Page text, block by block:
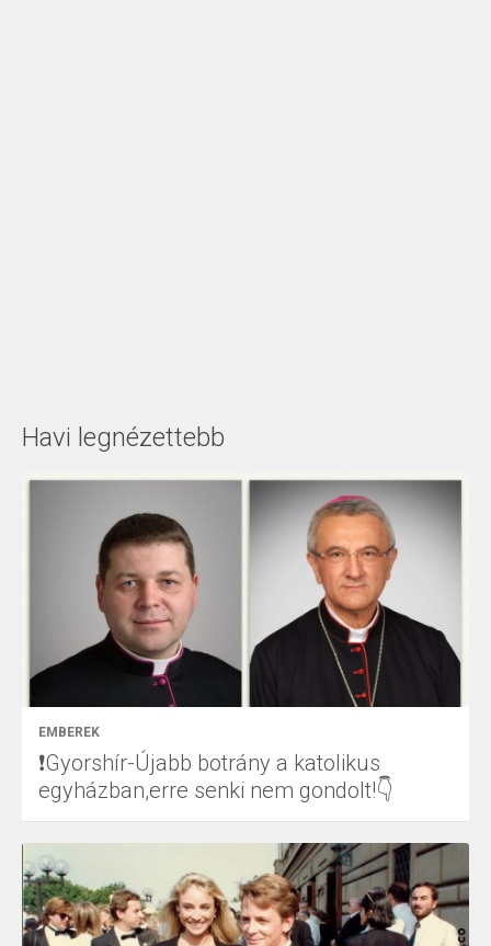
Havi legnézettebb
EMBEREK
❗Gyorshír-Újabb botrány a katolikus
egyházban,erre senki nem gondolt!👇